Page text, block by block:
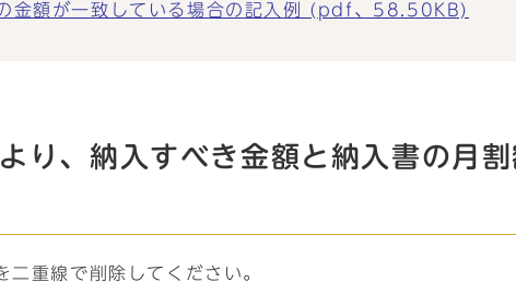
金額が一致している場合の記入例 (pdf、58.50KB)
り、納入すべき金額と納入書の月
重線で削除してください。